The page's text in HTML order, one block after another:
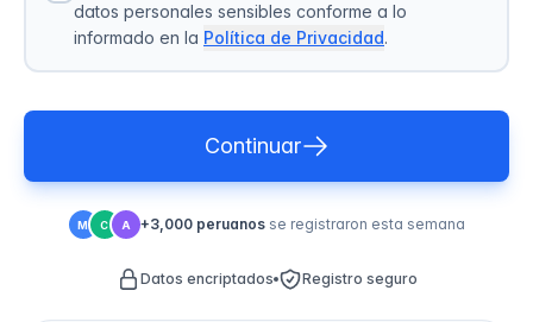
datos personales sensibles conforme a lo
informado en la Política de Privacidad.
Continuar
M C A +3,000 peruanosse registraron esta semana
Datos encriptados Registro seguro